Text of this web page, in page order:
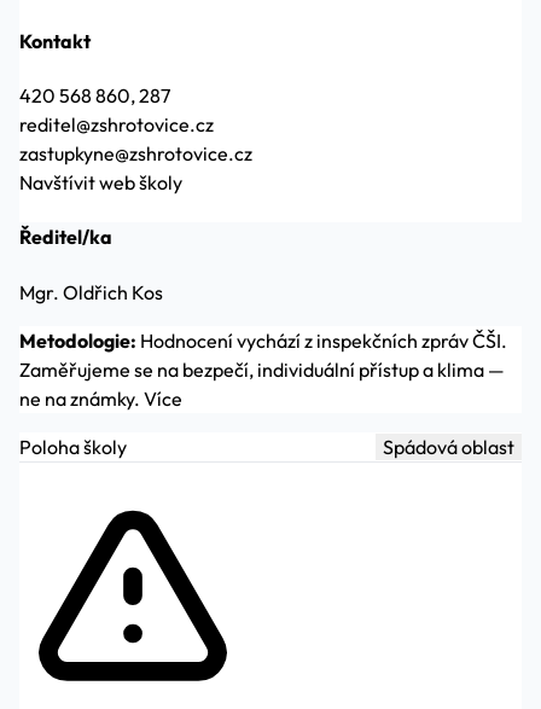
Kontakt
420 568 860, 287
reditel@zshrotovice.cz
zastupkyne@zshrotovice.cz
Navštívit web školy
Ředitel/ka
Mgr. Oldřich Kos
Metodologie: Hodnocení vychází z inspekčních zpráv ČŠI.
Zaměřujeme se na bezpečí, individuální přístup a klima —
ne na známky. Více
Poloha školy
Spádová oblast